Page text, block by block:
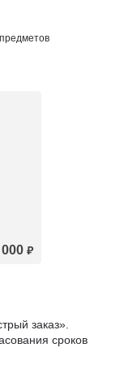
₽
заказ».
сроков